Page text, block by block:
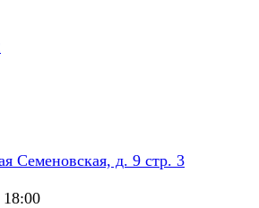
Семеновская, д. 9 стр. 3